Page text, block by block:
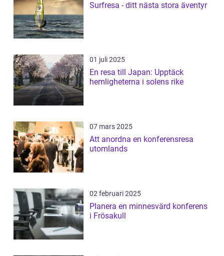
Surfresa - ditt nästa stora äventyr
01 juli 2025
En resa till Japan: Upptäck
hemligheterna i solens rike
07 mars 2025
Att anordna en konferensresa
utomlands
02 februari 2025
Planera en minnesvärd konferens
i Frösakull